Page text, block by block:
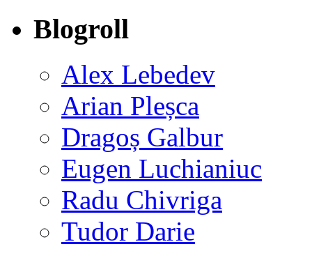
Blogroll
Alex Lebedev
Arian Pleșca
Dragoș Galbur
Eugen Luchianiuc
Radu Chivriga
Tudor Darie